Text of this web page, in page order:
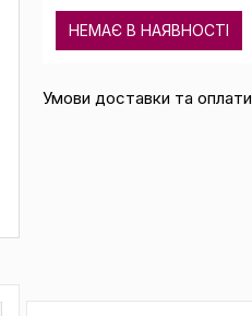
НЕМАЄ В НАЯВНОСТІ
Умови доставки та оплати